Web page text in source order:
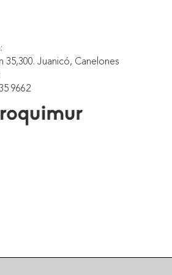
35,300. Juanicó, Canelones
9662